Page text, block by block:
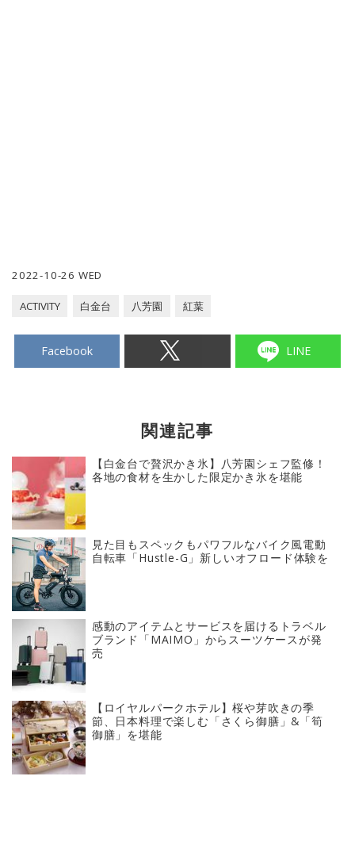
2022-10-26 WED
ACTIVITY 白金台 八芳園 紅葉
Facebook LINE
関連記事
【白金台で贅沢かき氷】八芳園シェフ監修！
各地の食材を生かした限定かき氷を堪能
見た目もスペックもパワフルなバイク風電動
自転車「Hustle-G」新しいオフロード体験を
感動のアイテムとサービスを届けるトラベル
ブランド「MAIMO」からスーツケースが発
売
【ロイヤルパークホテル】桜や芽吹きの季
節、日本料理で楽しむ「さくら御膳」&「筍
御膳」を堪能